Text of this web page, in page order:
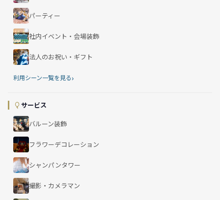
パーティー
社内イベント・会場装飾
法人のお祝い・ギフト
利用シーン一覧を見る›
サービス
バルーン装飾
フラワーデコレーション
シャンパンタワー
撮影・カメラマン